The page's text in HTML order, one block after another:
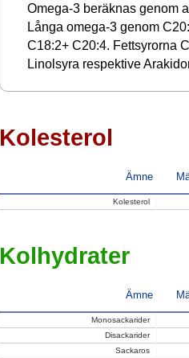
Omega-3 beräknas genom
Långa omega-3 genom
C18:2+ C20:4. Fettsyrorna
Linolsyra respektive
Kolesterol
Ämne
Kolesterol
Kolhydrater
Ämne
Monosackarider
Disackarider
Sackaros